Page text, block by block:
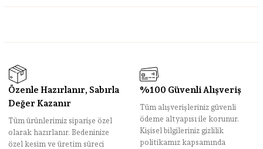
Özenle Hazırlanır, Sabırla
Değer Kazanır
Tüm ürünlerimiz siparişe özel
olarak hazırlanır. Bedeninize
özel kesim ve üretim süreci
%100 Güvenli Alışveriş
Tüm alışverişleriniz güvenli
ödeme altyapısı ile korunur.
Kişisel bilgileriniz gizlilik
politikamız kapsamında